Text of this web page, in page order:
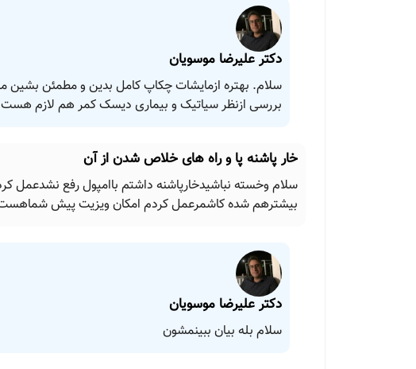
دکتر علیرضا موسویان
سلام. بهتره ازمایشات چکاپ کامل بدین و مطمئن بشین
بررسی ازنظر سیاتیک و بیماری دیسک کمر هم لازم هست
خار پاشنه پا و راه های خلاص شدن از آن
سلام وخسته نباشیدخارپاشنه داشتم باامپول رفع
بیشترهم شده کاشمرعمل کردم امکان ویزیت پیش
دکتر علیرضا موسویان
سلام بله بیان ببینمشون